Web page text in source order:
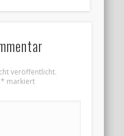
veröffentlicht.
* markiert